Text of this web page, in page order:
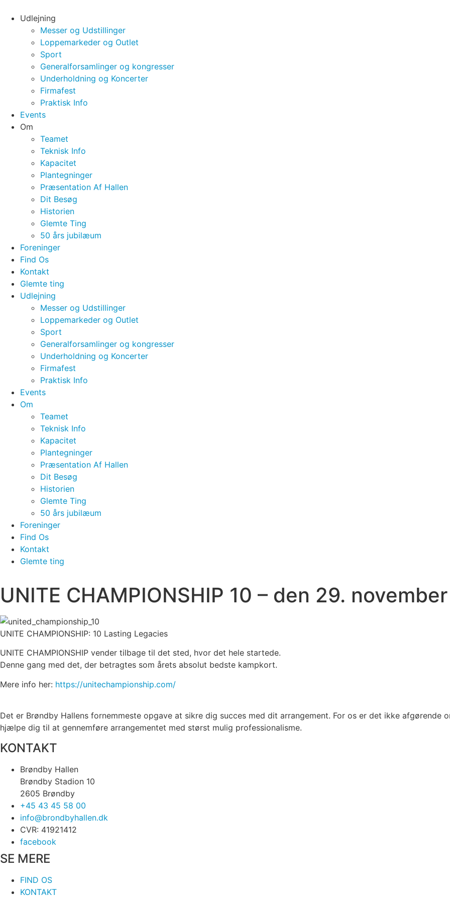
Udlejning
Messer og Udstillinger
Loppemarkeder og Outlet
Sport
Generalforsamlinger og kongresser
Underholdning og Koncerter
Firmafest
Praktisk Info
Events
Om
Teamet
Teknisk Info
Kapacitet
Plantegninger
Præsentation Af Hallen
Dit Besøg
Historien
Glemte Ting
50 års jubilæum
Foreninger
Find Os
Kontakt
Glemte ting
Udlejning
Messer og Udstillinger
Loppemarkeder og Outlet
Sport
Generalforsamlinger og kongresser
Underholdning og Koncerter
Firmafest
Praktisk Info
Events
Om
Teamet
Teknisk Info
Kapacitet
Plantegninger
Præsentation Af Hallen
Dit Besøg
Historien
Glemte Ting
50 års jubilæum
Foreninger
Find Os
Kontakt
Glemte ting
UNITE CHAMPIONSHIP 10 – den 29.
UNITE CHAMPIONSHIP: 10 Lasting Legacies
UNITE CHAMPIONSHIP vender tilbage til det sted, hvor det hele startede.
Denne gang med det, der betragtes som årets absolut bedste kampkort.
Mere info her: https://unitechampionship.com/
Det er Brøndby Hallens fornemmeste opgave at sikre dig succes med dit arrangement. For os er det ikke afgørende
hjælpe dig til at gennemføre arrangementet med størst mulig professionalisme.
KONTAKT
Brøndby Hallen
Brøndby Stadion 10
2605 Brøndby
+45 43 45 58 00
info@brondbyhallen.dk
CVR: 41921412
facebook
SE MERE
FIND OS
KONTAKT